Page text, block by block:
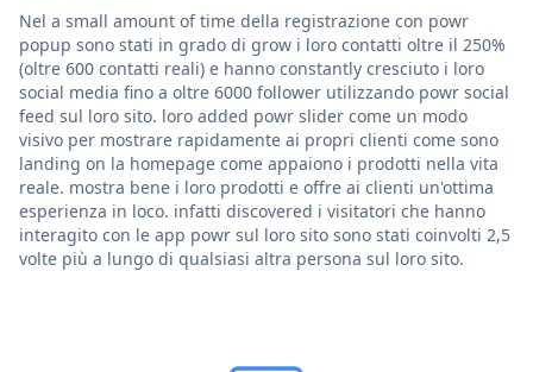
Nel a small amount of time della registrazione con powr
popup sono stati in grado di grow i loro contatti oltre il 250%
(oltre 600 contatti reali) e hanno constantly cresciuto i loro
social media fino a oltre 6000 follower utilizzando powr social
feed sul loro sito. loro added powr slider come un modo
visivo per mostrare rapidamente ai propri clienti come sono
landing on la homepage come appaiono i prodotti nella vita
reale. mostra bene i loro prodotti e offre ai clienti un'ottima
esperienza in loco. infatti discovered i visitatori che hanno
interagito con le app powr sul loro sito sono stati coinvolti 2,5
volte più a lungo di qualsiasi altra persona sul loro sito.